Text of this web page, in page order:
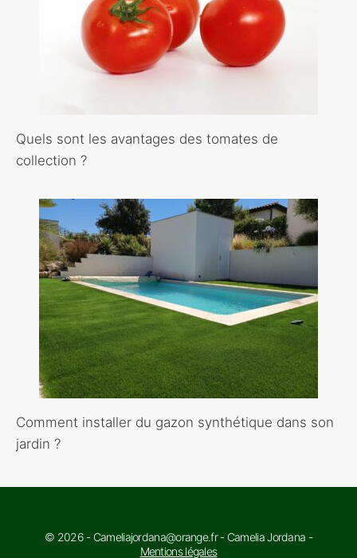
Quels sont les avantages des tomates de
collection ?
Comment installer du gazon synthétique dans son
jardin ?
© 2026 - Cameliajordana@orange.fr - Camelia Jordana -
Mentions légales